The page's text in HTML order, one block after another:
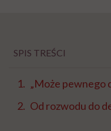
SPIS TREŚCI
„Może pewnego
Od rozwodu do